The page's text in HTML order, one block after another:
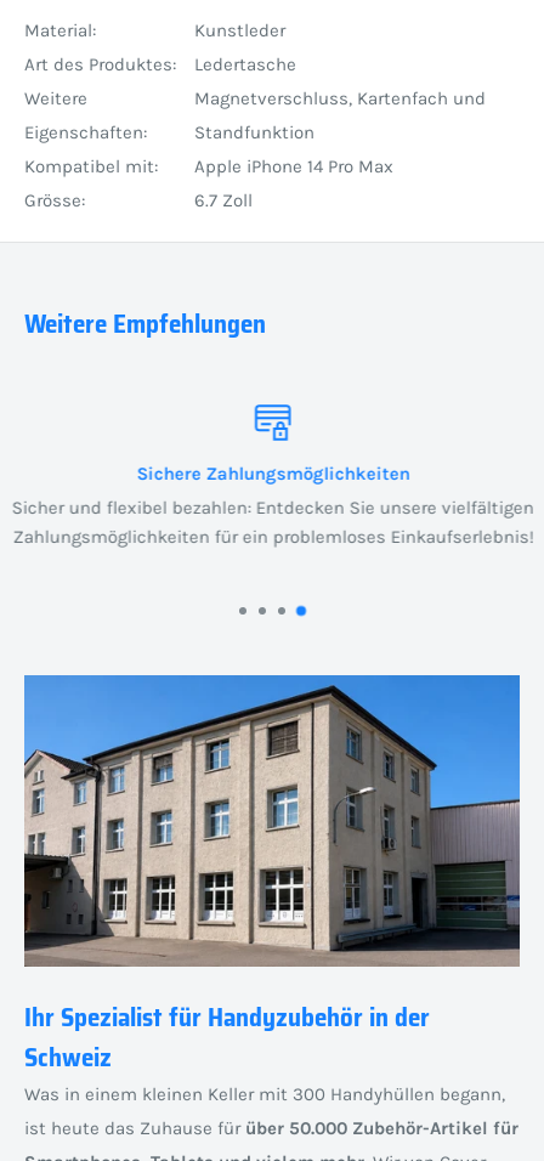
Material:
Kunstleder
Art des Produktes:
Ledertasche
Weitere
Eigenschaften:
Magnetverschluss, Kartenfach und
Standfunktion
Kompatibel mit:
Apple iPhone 14 Pro Max
Grösse:
6.7 Zoll
Weitere Empfehlungen
Sichere Zahlungsmöglichkeiten
Sicher und flexibel bezahlen: Entdecken Sie unsere vielfältigen
Zahlungsmöglichkeiten für ein problemloses Einkaufserlebnis!
Ihr Spezialist für Handyzubehör in der
Schweiz
Was in einem kleinen Keller mit 300 Handyhüllen begann,
ist heute das Zuhause für über 50.000 Zubehör-Artikel für